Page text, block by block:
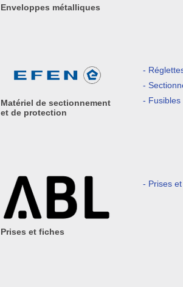
Enveloppes métalliques
Matériel de sectionnement
et de protection
-
-
- Fusibles
Prises et fiches
- Prises